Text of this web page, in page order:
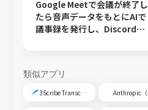
Google Meetで会議が終了し
たら音声データをもとにAIで
議事録を発行し、Discordに
類似アプリ
3Scribe Transcription